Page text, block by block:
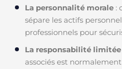
La personnalité morale :
sépare les actifs
professionnels pour
La responsabilité limitée
associés est